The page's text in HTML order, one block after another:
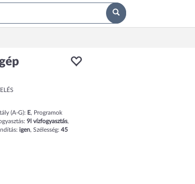
(A-G): E, Programok
9l vízfogyasztás,
igen, Szélesség: 45